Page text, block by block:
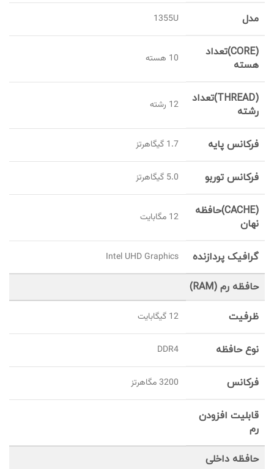
مدل 1355U
(CORE)تعداد
هسته
10 هسته
(THREAD)تعداد
رشته
12 رشته
فرکانس پایه 1.7 گیگاهرتز
فرکانس توربو 5.0 گیگاهرتز
(CACHE)حافظه
نهان
12 مگابایت
گرافیک پردازنده Intel UHD Graphics
حافظه رم (RAM)
ظرفیت 12 گيگابايت
نوع حافظه DDR4
فرکانس 3200 مگاهرتز
قابلیت افزودن
رم
حافظه داخلی